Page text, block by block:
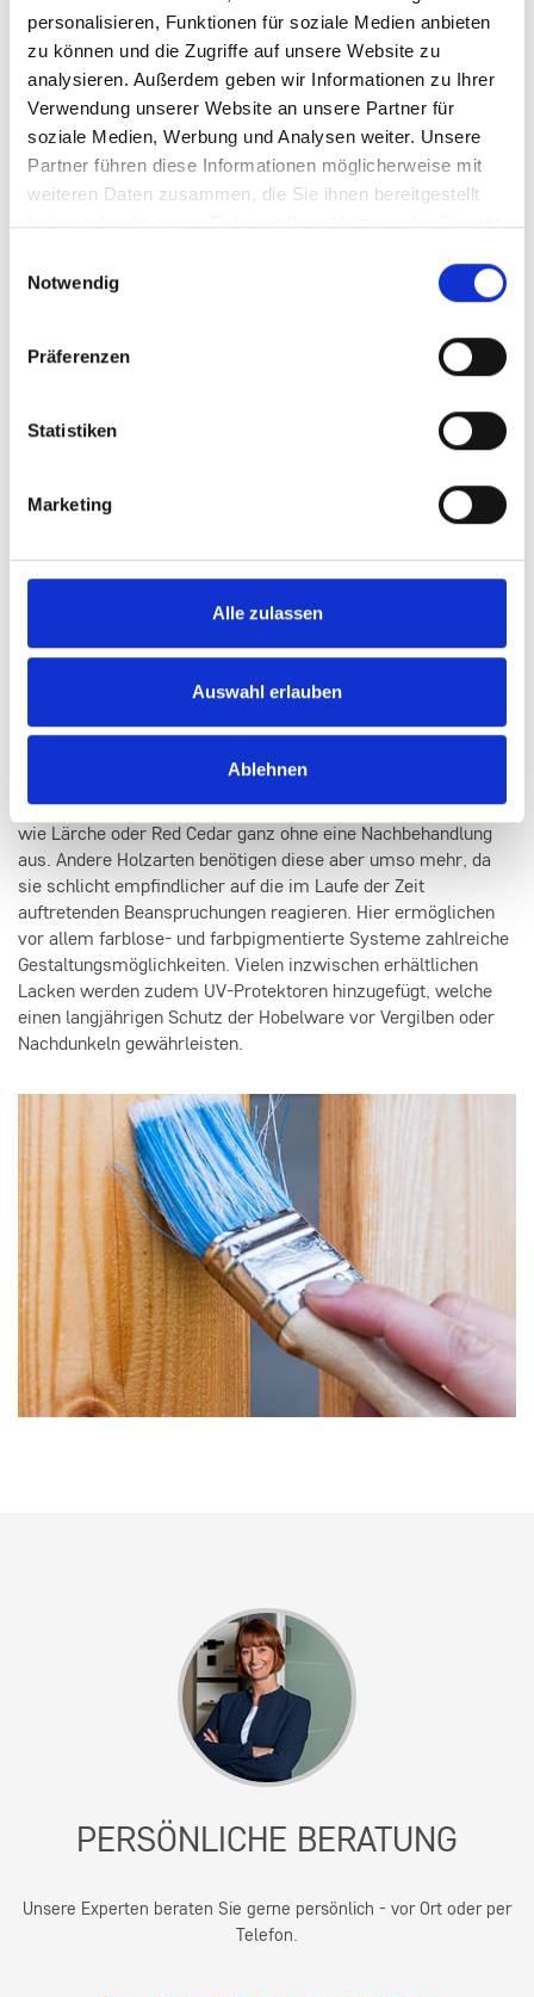
personalisieren, Funktionen für soziale Medien anbieten
zu können und die Zugriffe auf unsere Website zu
analysieren. Außerdem geben wir Informationen zu Ihrer
Verwendung unserer Website an unsere Partner für
soziale Medien, Werbung und Analysen weiter. Unsere
Partner führen diese Informationen möglicherweise mit
weiteren Daten zusammen, die Sie ihnen bereitgestellt
haben oder die sie im Rahmen Ihrer Nutzung der Dienste
Notwendig
Präferenzen
Statistiken
Marketing
Alle zulassen
Auswahl erlauben
Ablehnen
Für die Hobelware können viele verschiedene Holzarten zum
Einsatz kommen. Im Innenbereich beispielsweise werden
kommen auch Holzarten wie „Hemlock“ oder „Red Cedar“. Als
Bodenbelag kommen neben Lärche, Fichte und Kiefer auch
Hölzern in Frage. Fassadenverkleidungen im Außenbereich
nordischer Fichte und sibirischer Lärche. Kiefernholz hat in
diesem Bereich an Beliebtheit verloren, da es einer
universell einsatzbereit, ist aber nach wie vor das
Profil, welches wegen seiner Breite besonders auf größeren
Flächen sehr gut zur Geltung kommt. Gerne wird es auch für
im Innenbereich vor allem umweltverträgliche Lacke, Wachse
und Öle etabliert. Zwar kommen die bereits erwähnten Hölzer
wie Lärche oder Red Cedar ganz ohne eine Nachbehandlung
aus. Andere Holzarten benötigen diese aber umso mehr, da
sie schlicht empfindlicher auf die im Laufe der Zeit
auftretenden Beanspruchungen reagieren. Hier ermöglichen
vor allem farblose- und farbpigmentierte Systeme zahlreiche
Gestaltungsmöglichkeiten. Vielen inzwischen erhältlichen
Lacken werden zudem UV-Protektoren hinzugefügt, welche
einen langjährigen Schutz der Hobelware vor Vergilben oder
Nachdunkeln gewährleisten.
PERSÖNLICHE BERATUNG
Unsere Experten beraten Sie gerne persönlich - vor Ort oder per
Telefon.